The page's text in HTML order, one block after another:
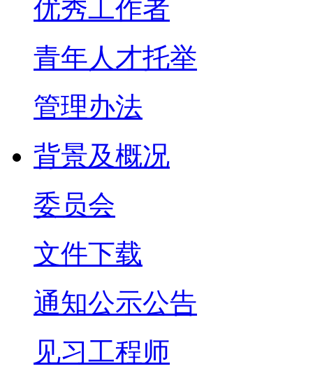
优秀工作者
青年人才托举
管理办法
背景及概况
委员会
文件下载
通知公示公告
见习工程师